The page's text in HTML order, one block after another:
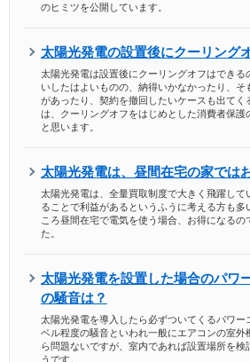
のヒミツを公開しています。
太陽光発電の設置後にクーリング
太陽光発電は設置後にクーリングオフはできる
いしたはよいものの、納得いかなかったり、そ
があったり、契約を撤回したいケースも出てく
は、クーリングオフをはじめとした消費者保護
と思います。
太陽光発電は、昼間在宅の家では
太陽光発電は、全量買取制度で大きく飛躍して
ることで利益があるというふうに考える方も多
ころ昼間在宅で電気を使う場合、お得になるの
た。
太陽光発電を設置した場合のパワ
の騒音は？
太陽光発電を導入したら必ずついてくるパワー
ベル程度の騒音といわれ一般にエアコンの室外
ら問題ないですが、室内であれば設置場所を検
うです。